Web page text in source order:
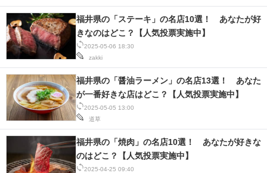
2025-05-06 18:30
zakki
福井県の「ステーキ」の名店10選！ あなたが好
きなのはどこ？【人気投票実施中】
2025-05-05 13:00
道草
福井県の「醤油ラーメン」の名店13選！ あなた
が一番好きな店はどこ？【人気投票実施中】
2025-04-25 09:40
福井県の「焼肉」の名店10選！ あなたが好きな
のはどこ？【人気投票実施中】